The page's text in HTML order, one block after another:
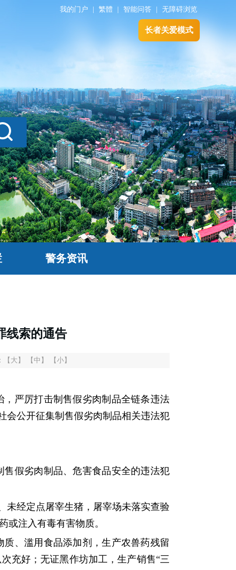
我的门户 繁體 智能问答 无障碍浏览
长者关爱模式
警务资讯
线索的通告
【大】 【中】 【小】
严厉打击制售假劣肉制品全链条违法
会公开征集制售假劣肉制品相关违法犯
假劣肉制品、危害食品安全的违法犯
未经定点屠宰生猪，屠宰场未落实查验
或注入有毒有害物质。
、滥用食品添加剂，生产农兽药残留
充好；无证黑作坊加工，生产销售“三